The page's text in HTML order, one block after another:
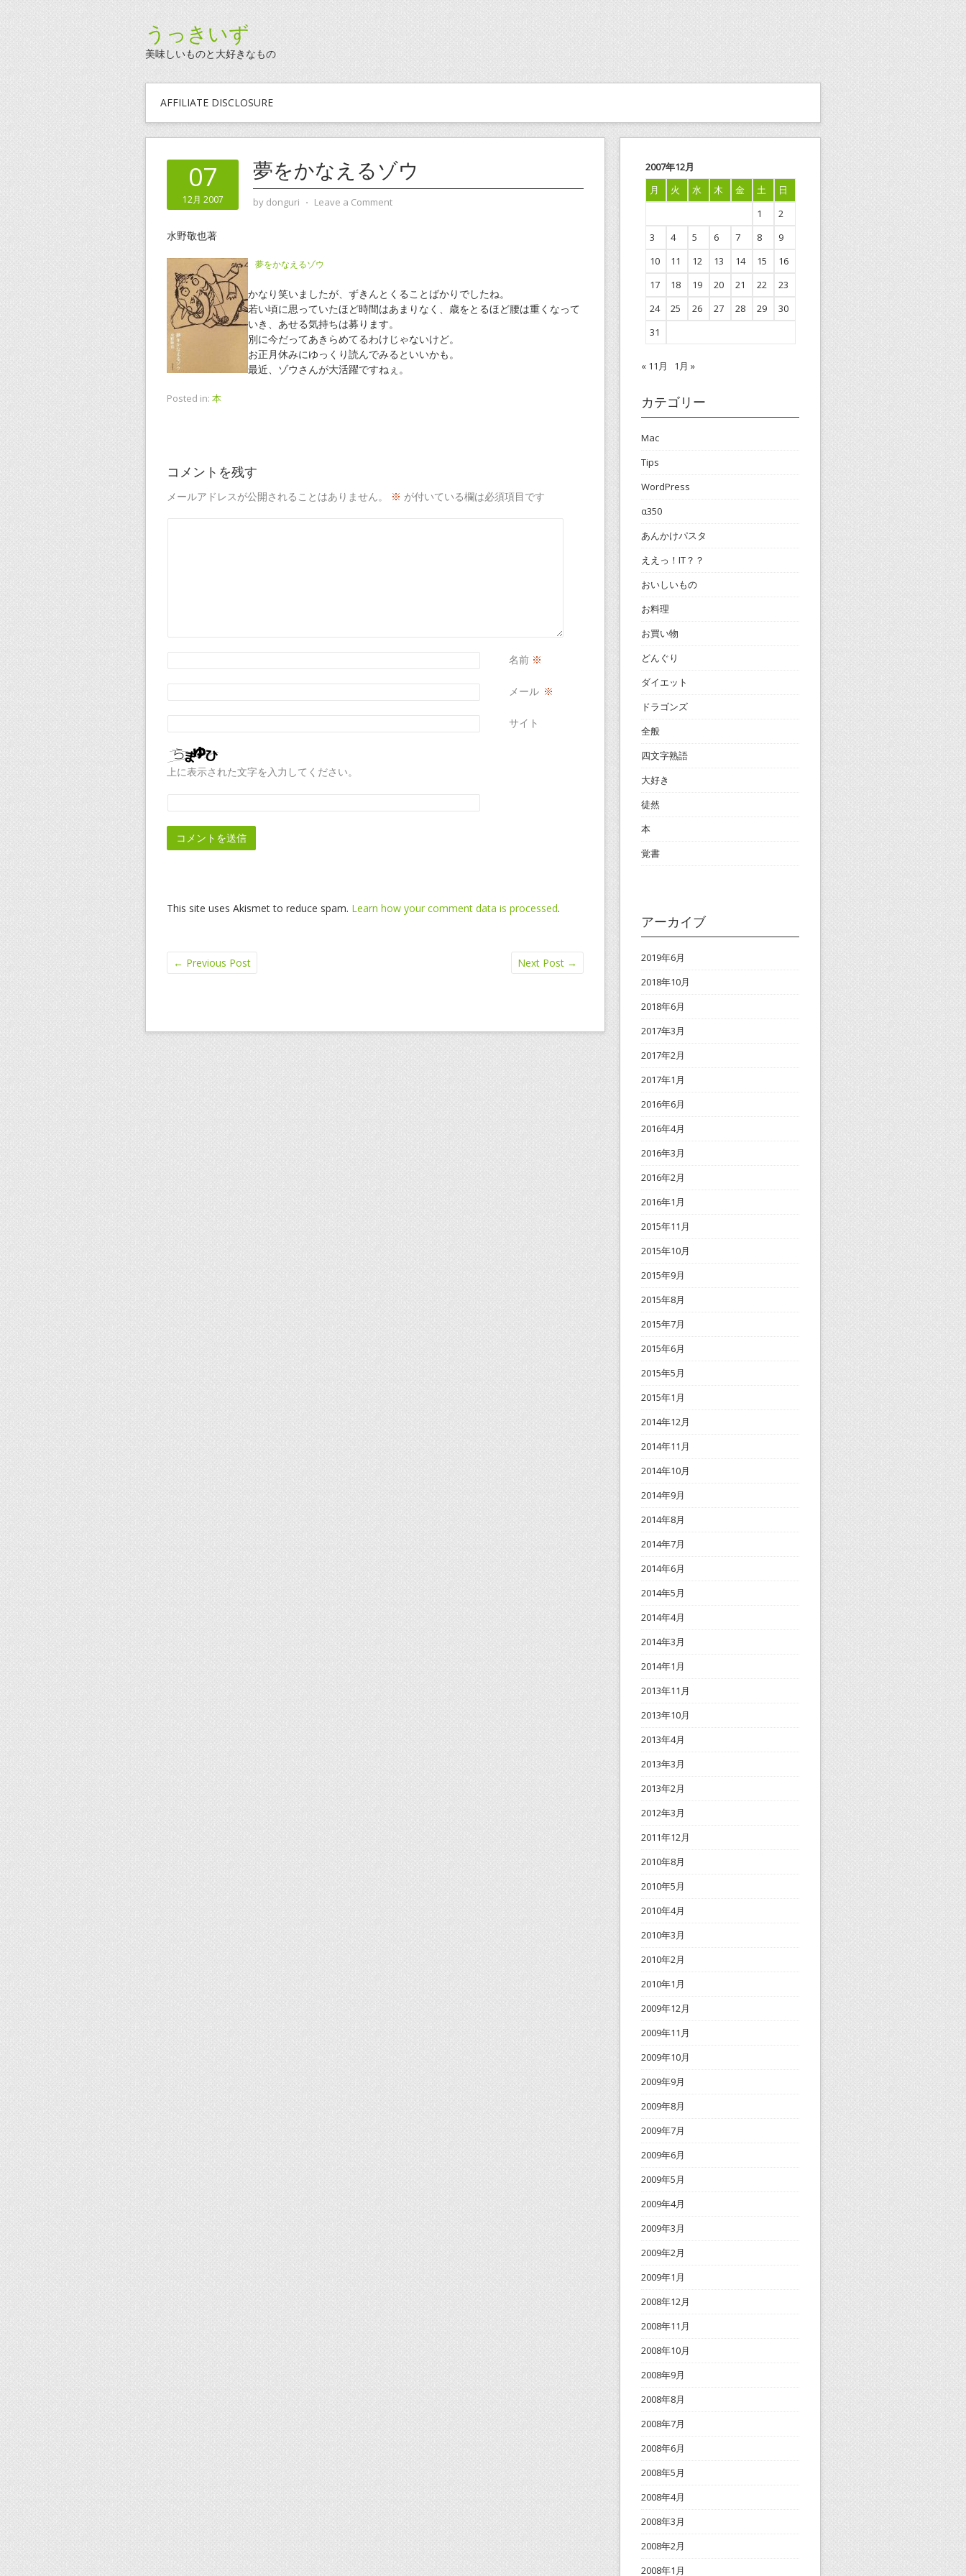
うっきいず
美味しいものと大好きなもの
AFFILIATE DISCLOSURE
07
12月 2007
夢をかなえるゾウ
by donguri ⋅ Leave a Comment
水野敬也著
夢をかなえるゾウ
かなり笑いましたが、ずきんとくることばかりでしたね。
若い頃に思っていたほど時間はあまりなく、歳をとるほど腰は重くなって
いき、あせる気持ちは募ります。
別に今だってあきらめてるわけじゃないけど。
お正月休みにゆっくり読んでみるといいかも。
最近、ゾウさんが大活躍ですねぇ。
Posted in: 本
コメントを残す
メールアドレスが公開されることはありません。 ※ が付いている欄は必須項目です
名前 ※
メール ※
サイト
上に表示された文字を入力してください。
This site uses Akismet to reduce spam. Learn how your comment data is processed.
← Previous Post Next Post →
2007年12月
月
火 水 木 金 土
日
1
2
3
4 5 6 7 8
9
10
11 12 13 14 15
16
17
18 19 20 21 22
23
24
25 26 27 28 29
30
31
« 11月 1月 »
カテゴリー
Mac
Tips
WordPress
α350
あんかけパスタ
ええっ！IT？？
おいしいもの
お料理
お買い物
どんぐり
ダイエット
ドラゴンズ
全般
四文字熟語
大好き
徒然
本
覚書
アーカイブ
2019年6月
2018年10月
2018年6月
2017年3月
2017年2月
2017年1月
2016年6月
2016年4月
2016年3月
2016年2月
2016年1月
2015年11月
2015年10月
2015年9月
2015年8月
2015年7月
2015年6月
2015年5月
2015年1月
2014年12月
2014年11月
2014年10月
2014年9月
2014年8月
2014年7月
2014年6月
2014年5月
2014年4月
2014年3月
2014年1月
2013年11月
2013年10月
2013年4月
2013年3月
2013年2月
2012年3月
2011年12月
2010年8月
2010年5月
2010年4月
2010年3月
2010年2月
2010年1月
2009年12月
2009年11月
2009年10月
2009年9月
2009年8月
2009年7月
2009年6月
2009年5月
2009年4月
2009年3月
2009年2月
2009年1月
2008年12月
2008年11月
2008年10月
2008年9月
2008年8月
2008年7月
2008年6月
2008年5月
2008年4月
2008年3月
2008年2月
2008年1月